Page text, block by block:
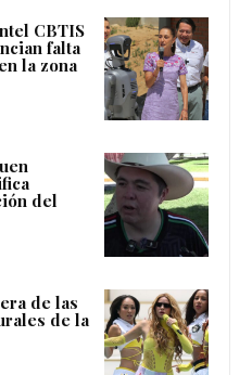
CBTIS
falta
la zona
del
de las
de la